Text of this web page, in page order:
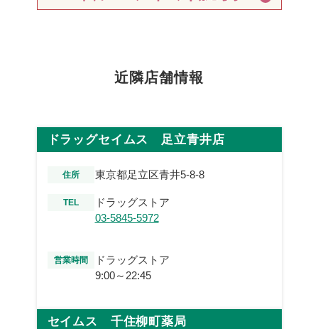
近隣店舗情報
ドラッグセイムス 足立青井店
住所 東京都足立区青井5-8-8
TEL
ドラッグストア
03-5845-5972
営業時間
ドラッグストア
9:00～22:45
セイムス 千住柳町薬局